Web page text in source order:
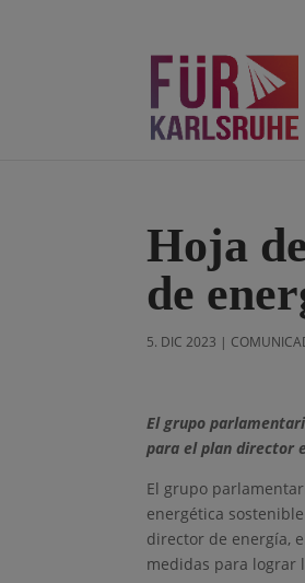
Hoja
de
5. DIC 2023 |
El grupo
para el plan director
El grupo
energética
director de energía,
medidas para lograr